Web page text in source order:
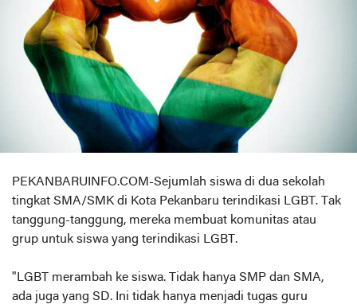
PEKANBARUINFO.COM-Sejumlah siswa di dua sekolah
tingkat SMA/SMK di Kota Pekanbaru terindikasi LGBT. Tak
tanggung-tanggung, mereka membuat komunitas atau
grup untuk siswa yang terindikasi LGBT.
"LGBT merambah ke siswa. Tidak hanya SMP dan SMA,
ada juga yang SD. Ini tidak hanya menjadi tugas guru